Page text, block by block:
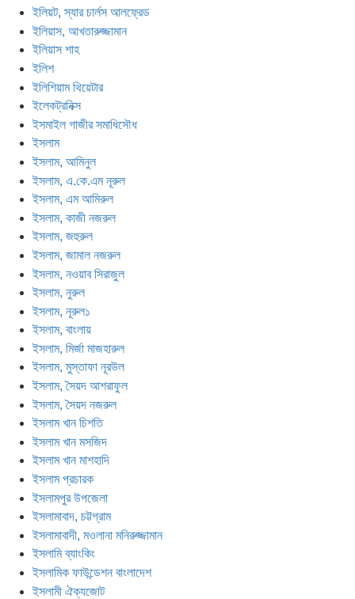
ইলিয়ট, স্যার চার্লস আলফ্রেড
ইলিয়াস, আখতারুজ্জামান
ইলিয়াস শাহ
ইলিশ
ইলিশিয়াম থিয়েটার
ইলেকট্রনিক্স
ইসমাইল গাজীর সমাধিসৌধ
ইসলাম
ইসলাম, আমিনুল
ইসলাম, এ.কে.এম নূরুল
ইসলাম, এম আমিরুল
ইসলাম, কাজী নজরুল
ইসলাম, জহুরুল
ইসলাম, জামাল নজরুল
ইসলাম, নওয়াব সিরাজুল
ইসলাম, নুরুল
ইসলাম, নূরুল১
ইসলাম, বাংলায়
ইসলাম, মির্জা মাজহারুল
ইসলাম, মুস্তাফা নূরউল
ইসলাম, সৈয়দ আশরাফুল
ইসলাম, সৈয়দ নজরুল
ইসলাম খান চিশতি
ইসলাম খান মসজিদ
ইসলাম খান মাশহাদি
ইসলাম প্রচারক
ইসলামপুর উপজেলা
ইসলামাবাদ, চট্টগ্রাম
ইসলামাবাদী, মওলানা মনিরুজ্জামান
ইসলামি ব্যাংকিং
ইসলামিক ফাউন্ডেশন বাংলাদেশ
ইসলামী ঐক্যজোট